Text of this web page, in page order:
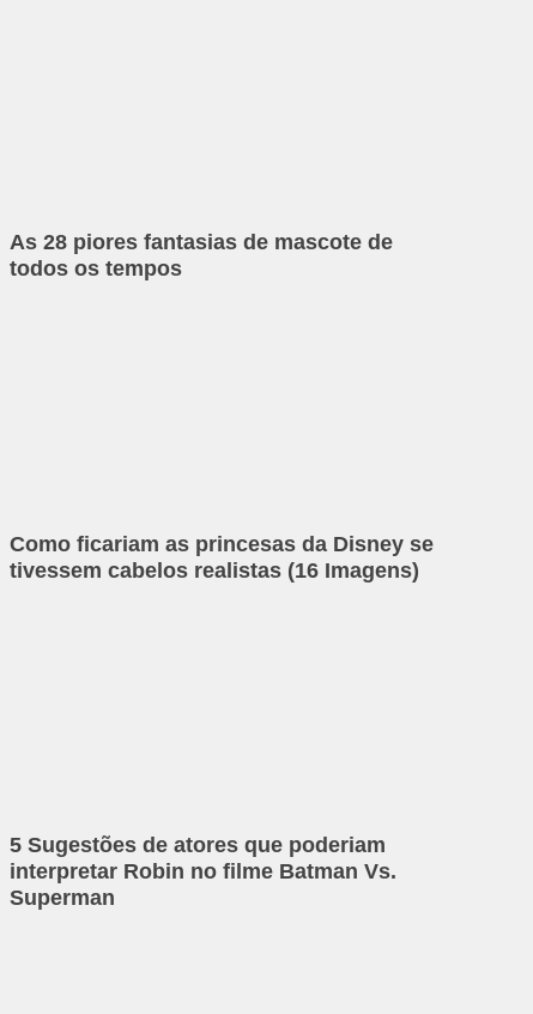
As 28 piores fantasias de mascote de
todos os tempos
Como ficariam as princesas da Disney se
tivessem cabelos realistas (16 Imagens)
5 Sugestões de atores que poderiam
interpretar Robin no filme Batman Vs.
Superman